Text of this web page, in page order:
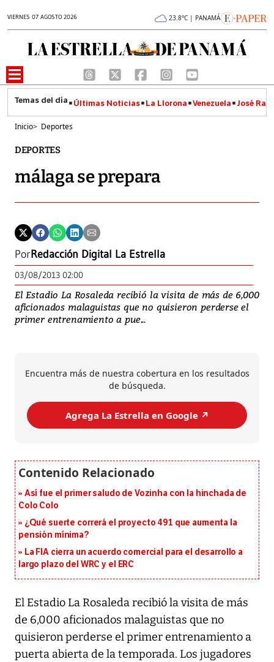
VIERNES 07 AGOSTO 2026 23.8°C | PANAMÁ
Últimas Noticias La Llorona Venezuela José
Inicio> Deportes
DEPORTES
málaga se prepara
PorRedacción Digital La Estrella
03/08/2013 02:00
El Estadio La Rosaleda recibió la visita de más de 6,000
aficionados malaguistas que no quisieron perderse el
primer entrenamiento a pue...
Encuentra más de nuestra cobertura en los resultados
de búsqueda.
Agrega La Estrella en Google ↗️
Así fue el primer saludo de Vozinha con la hinchada de
Colo Colo
¿Qué suerte correrá el proyecto 491 que aumenta la
pensión mínima?
La FIA cierra un acuerdo comercial para el desarrollo a
largo plazo del WRC y el ERC
El Estadio La Rosaleda recibió la visita de más
de 6,000 aficionados malaguistas que no
quisieron perderse el primer entrenamiento a
puerta abierta de la temporada. Los jugadores